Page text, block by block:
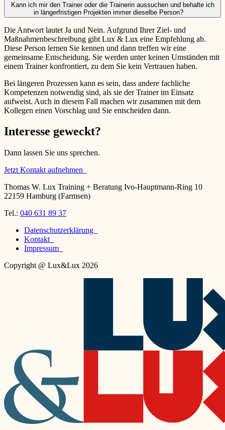
Kann ich mir den Trainer oder die Trainerin aussuchen und behalte ich
in längerfristigen Projekten immer dieselbe Person?
Die Antwort lautet Ja und Nein. Aufgrund Ihrer Ziel- und
Maßnahmenbeschreibung gibt Lux & Lux eine Empfehlung ab.
Diese Person lernen Sie kennen und dann treffen wir eine
gemeinsame Entscheidung. Sie werden unter keinen Umständen mit
einem Trainer konfrontiert, zu dem Sie kein Vertrauen haben.
Bei längeren Prozessen kann es sein, dass andere fachliche
Kompetenzen notwendig sind, als sie der Trainer im Einsatz
aufweist. Auch in diesem Fall machen wir zusammen mit dem
Kollegen einen Vorschlag und Sie entscheiden dann.
Interesse geweckt?
Dann lassen Sie uns sprechen.
Jetzt Kontakt aufnehmen
Thomas W. Lux Training + Beratung Ivo-Hauptmann-Ring 10
22159 Hamburg (Farmsen)
Tel.: 040 631 89 37
Datenschutzerklärung
Kontakt
Impressum
Copyright @ Lux&Lux 2026